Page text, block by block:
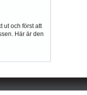
ut och först att
Här är den